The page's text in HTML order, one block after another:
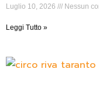
Luglio 10, 2026 Nessun
Leggi Tutto »